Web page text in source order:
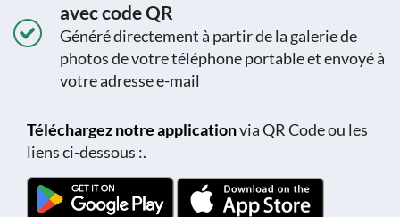
avec code QR
Généré directement à partir de la galerie de
photos de votre téléphone portable et envoyé à
votre adresse e-mail
Téléchargez notre applicationvia QR Code ou les
liens ci-dessous :.